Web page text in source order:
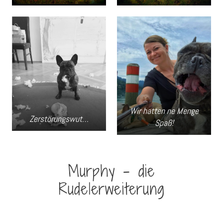
Zerstörungswut…
Wir hatten ne Menge
Spaß!
Murphy – die
Rudelerweiterung